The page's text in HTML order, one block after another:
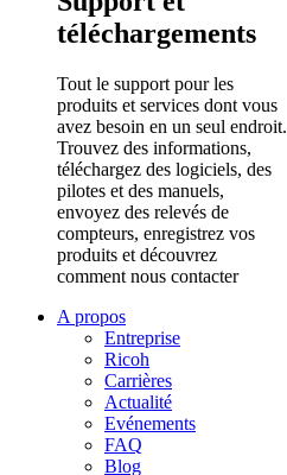
téléchargements
Tout le support pour les
produits et services dont vous
avez besoin en un seul endroit.
Trouvez des informations,
téléchargez des logiciels, des
pilotes et des manuels,
envoyez des relevés de
compteurs, enregistrez vos
produits et découvrez
comment nous contacter
A propos
Entreprise
Ricoh
Carrières
Actualité
Evénements
FAQ
Blog